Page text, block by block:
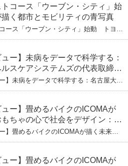
準化と海外戦略
コース「ウーブン・シティ」始
く都市とモビリティの青写真
ース「ウーブン・シティ」始動 トヨタ
リティの青写真
ュー】未病をデータで科学する：
スケアシステムズの代表取締役
介 郵送検査で挑む健康の未来
】未病をデータで科学する：名古屋大発
ムズの代表取締役社長・瀧本陽介 郵送
ュー】畳めるバイクのICOMAが
ちゃの心で社会をデザイン：株
の代表取締役・生駒崇光
で社会を変える、「トイボック
ー】畳めるバイクのICOMAが描く未来
会をデザイン：株式会社ICOMAの代表
うデザインメソッド
ュー】畳めるバイクのICOMAが